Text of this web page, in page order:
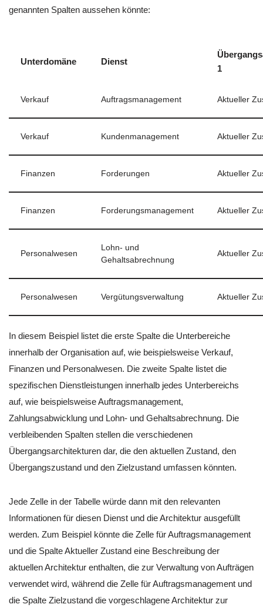
genannten Spalten aussehen könnte:
Unterdomäne Dienst
1
Verkauf Auftragsmanagement Aktueller
Verkauf Kundenmanagement Aktueller
Finanzen Forderungen Aktueller
Finanzen Forderungsmanagement Aktueller
Personalwesen
Lohn- und
Gehaltsabrechnung
Aktueller
Personalwesen Vergütungsverwaltung Aktueller
In diesem Beispiel listet die erste Spalte die Unterbereiche
innerhalb der Organisation auf, wie beispielsweise Verkauf,
Finanzen und Personalwesen. Die zweite Spalte listet die
spezifischen Dienstleistungen innerhalb jedes Unterbereichs
auf, wie beispielsweise Auftragsmanagement,
Zahlungsabwicklung und Lohn- und Gehaltsabrechnung. Die
verbleibenden Spalten stellen die verschiedenen
Übergangsarchitekturen dar, die den aktuellen Zustand, den
Übergangszustand und den Zielzustand umfassen könnten.
Jede Zelle in der Tabelle würde dann mit den relevanten
Informationen für diesen Dienst und die Architektur ausgefüllt
werden. Zum Beispiel könnte die Zelle für Auftragsmanagement
und die Spalte Aktueller Zustand eine Beschreibung der
aktuellen Architektur enthalten, die zur Verwaltung von Aufträgen
verwendet wird, während die Zelle für Auftragsmanagement und
die Spalte Zielzustand die vorgeschlagene Architektur zur